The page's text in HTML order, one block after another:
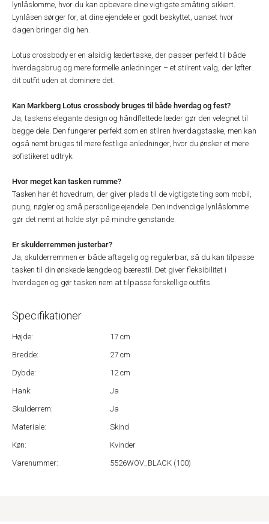
lynlåslomme, hvor du kan opbevare dine vigtigste småting sikkert.
Lynlåsen sørger for, at dine ejendele er godt beskyttet, uanset hvor
dagen bringer dig hen.
Lotus crossbody er en alsidig lædertaske, der passer perfekt til både
hverdagsbrug og mere formelle anledninger – et stilrent valg, der løfter
dit outfit uden at dominere det.
Kan Markberg Lotus crossbody bruges til både hverdag og fest?
Ja, taskens elegante design og håndflettede læder gør den velegnet til
begge dele. Den fungerer perfekt som en stilren hverdagstaske, men kan
også nemt bruges til mere festlige anledninger, hvor du ønsker et mere
sofistikeret udtryk.
Hvor meget kan tasken rumme?
Tasken har ét hovedrum, der giver plads til de vigtigste ting som mobil,
pung, nøgler og små personlige ejendele. Den indvendige lynlåslomme
gør det nemt at holde styr på mindre genstande.
Er skulderremmen justerbar?
Ja, skulderremmen er både aftagelig og regulerbar, så du kan tilpasse
tasken til din ønskede længde og bærestil. Det giver fleksibilitet i
hverdagen og gør tasken nem at tilpasse forskellige outfits.
Specifikationer
Højde:
17 cm
Bredde:
27 cm
Dybde:
12 cm
Hank:
Ja
Skulderrem:
Ja
Materiale:
Skind
Køn:
Kvinder
Varenummer:
5526WOV_BLACK (100)